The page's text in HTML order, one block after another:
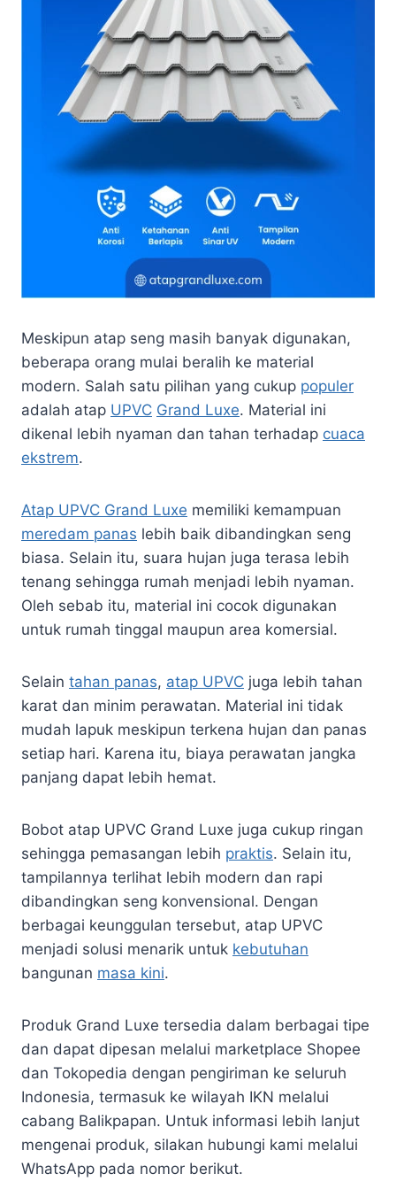
Meskipun atap seng masih banyak digunakan,
beberapa orang mulai beralih ke material
modern. Salah satu pilihan yang cukup populer
adalah atap UPVC Grand Luxe. Material ini
dikenal lebih nyaman dan tahan terhadap cuaca
ekstrem.
Atap UPVC Grand Luxe memiliki kemampuan
meredam panas lebih baik dibandingkan seng
biasa. Selain itu, suara hujan juga terasa lebih
tenang sehingga rumah menjadi lebih nyaman.
Oleh sebab itu, material ini cocok digunakan
untuk rumah tinggal maupun area komersial.
Selain tahan panas, atap UPVC juga lebih tahan
karat dan minim perawatan. Material ini tidak
mudah lapuk meskipun terkena hujan dan panas
setiap hari. Karena itu, biaya perawatan jangka
panjang dapat lebih hemat.
Bobot atap UPVC Grand Luxe juga cukup ringan
sehingga pemasangan lebih praktis. Selain itu,
tampilannya terlihat lebih modern dan rapi
dibandingkan seng konvensional. Dengan
berbagai keunggulan tersebut, atap UPVC
menjadi solusi menarik untuk kebutuhan
bangunan masa kini.
Produk Grand Luxe tersedia dalam berbagai tipe
dan dapat dipesan melalui marketplace Shopee
dan Tokopedia dengan pengiriman ke seluruh
Indonesia, termasuk ke wilayah IKN melalui
cabang Balikpapan. Untuk informasi lebih lanjut
mengenai produk, silakan hubungi kami melalui
WhatsApp pada nomor berikut.